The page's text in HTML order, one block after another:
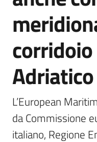
Adriatico
L’European
da Commissione
italiano, Regione